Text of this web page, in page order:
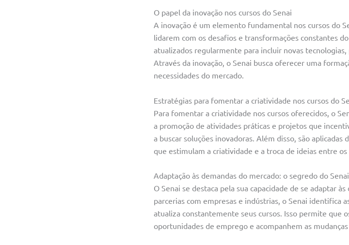
O papel da inovação nos cursos do Senai
A inovação é um elemento fundamental nos cursos do
lidarem com os desafios e transformações constantes
atualizados regularmente para incluir novas
Através da inovação, o Senai busca oferecer uma
necessidades do mercado.
Estratégias para fomentar a criatividade nos cursos do
Para fomentar a criatividade nos cursos oferecidos, o
a promoção de atividades práticas e projetos que
a buscar soluções inovadoras. Além disso, são
que estimulam a criatividade e a troca de ideias entre os
Adaptação às demandas do mercado: o segredo do Senai
O Senai se destaca pela sua capacidade de se adaptar
parcerias com empresas e indústrias, o Senai identifica
atualiza constantemente seus cursos. Isso permite que
oportunidades de emprego e acompanhem as